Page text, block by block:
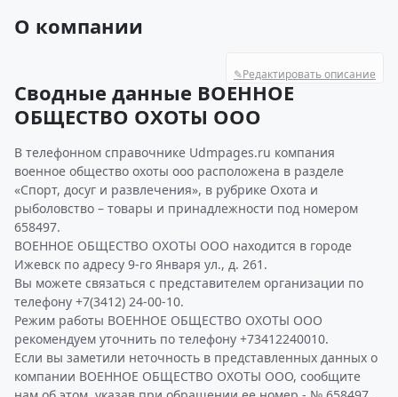
О компании
✎Редактировать описание
Сводные данные ВОЕННОЕ
ОБЩЕСТВО ОХОТЫ ООО
В телефонном справочнике Udmpages.ru компания
военное общество охоты ооо расположена в разделе
«Спорт, досуг и развлечения», в рубрике Охота и
рыболовство – товары и принадлежности под номером
658497.
ВОЕННОЕ ОБЩЕСТВО ОХОТЫ ООО находится в городе
Ижевск по адресу 9-го Января ул., д. 261.
Вы можете связаться с представителем организации по
телефону +7(3412) 24-00-10.
Режим работы ВОЕННОЕ ОБЩЕСТВО ОХОТЫ ООО
рекомендуем уточнить по телефону +73412240010.
Если вы заметили неточность в представленных данных о
компании ВОЕННОЕ ОБЩЕСТВО ОХОТЫ ООО, сообщите